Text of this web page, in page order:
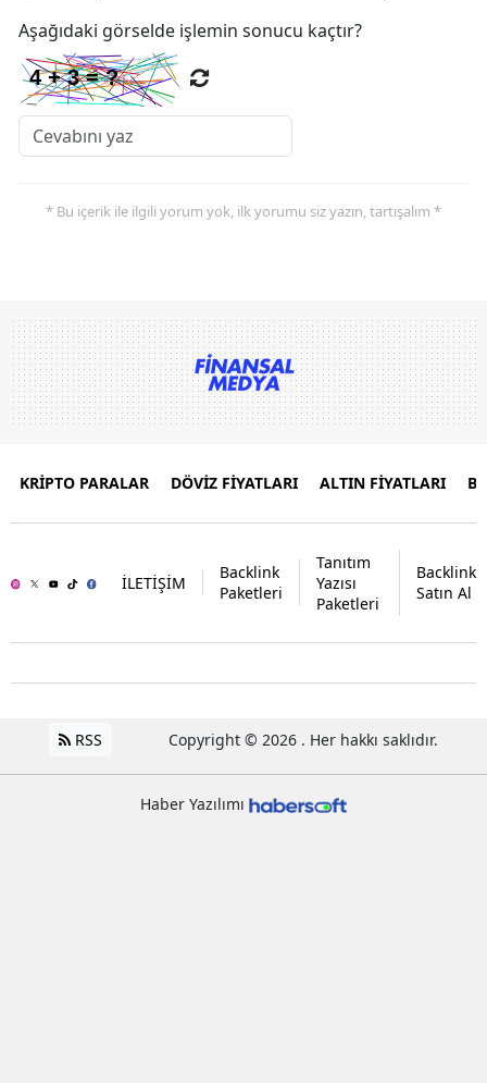
Aşağıdaki görselde işlemin sonucu kaçtır?
* Bu içerik ile ilgili yorum yok, ilk yorumu siz yazın, tartışalım *
KRİPTO PARALAR DÖVİZ FİYATLARI ALTIN FİYATLARI
İLETİŞİM
Backlink
Paketleri
Tanıtım
Yazısı
Paketleri
Backlink
Satın Al
RSS Copyright © 2026 . Her hakkı saklıdır.
Haber Yazılımı